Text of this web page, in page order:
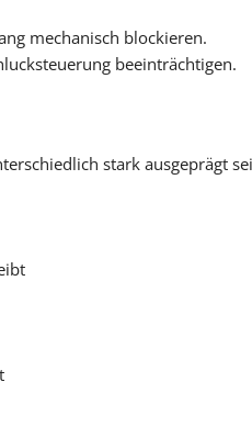
mechanisch blockieren.
beeinträchtigen.
stark ausgeprägt